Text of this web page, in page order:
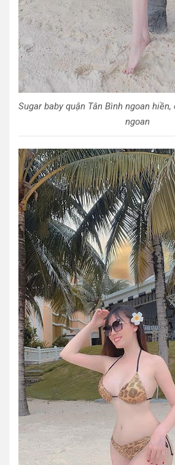
Sugar baby quận Tân Bình ngoan
ngoan